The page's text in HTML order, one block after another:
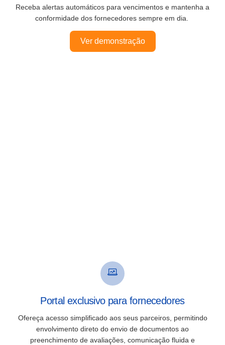
Receba alertas automáticos para vencimentos e mantenha a
conformidade dos fornecedores sempre em dia.
Ver demonstração
Portal exclusivo para fornecedores
Ofereça acesso simplificado aos seus parceiros, permitindo
envolvimento direto do envio de documentos ao
preenchimento de avaliações, comunicação fluida e